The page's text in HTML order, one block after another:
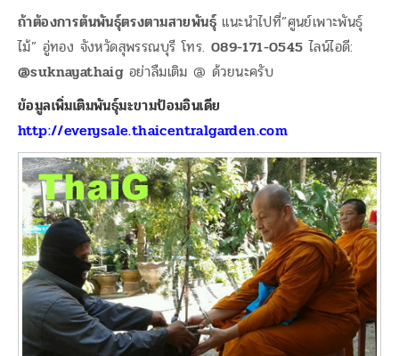
ถ้าต้องการต้นพันธุ์ตรงตามสายพันธุ์ แนะนำไปที่”ศูนย์เพาะพันธุ์
ไม้” อู่ทอง จังหวัดสุพรรณบุรี โทร. 089-171-0545 ไลน์ไอดี:
@suknayathaigอย่าลืมเติม @ ด้วยนะครับ
ข้อมูลเพิ่มเติมพันธุ์มะขามป้อมอินเดีย
http://everysale.thaicentralgarden.com